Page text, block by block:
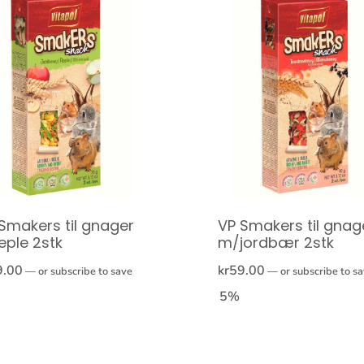
til gnager
2stk
—or subscribe to save
VP Smakers til
m/jordbær 2stk
kr59.00 —or subscribe to
5%